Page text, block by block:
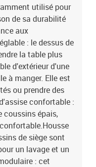
de dossier : fibre de
x 55 x 3 cm (l x P x
x 45 x 13 cm (L x l x é)La
siège central2 x canapé
de jardin8 x coussin de
amovible et lavable
utilisé pour
de sa durabilité
aux
: le dessus de
la table plus
d'extérieur d'une
à manger. Elle est
ou prendre des
confortable :
coussins épais,
de siège sont
un lavage et un
: cet